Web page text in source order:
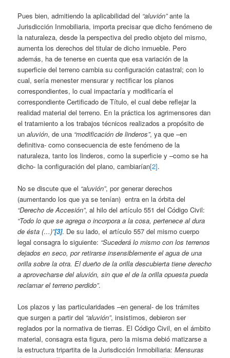
Pues bien, admitiendo la aplicabilidad del “aluvión”ante la
Jurisdicción Inmobiliaria, importa precisar que dicho fenómeno de
la naturaleza, desde la perspectiva del predio objeto del mismo,
aumenta los derechos del titular de dicho inmueble. Pero
además, ha de tenerse en cuenta que esa variación de la
superficie del terreno cambia su configuración catastral; con lo
cual, sería menester mensurar y rectificar los planos
correspondientes, lo cual impactaría y modificaría el
correspondiente Certificado de Título, el cual debe reflejar la
realidad material del terreno. En la práctica los agrimensores dan
el tratamiento a los trabajos técnicos realizados a propósito de
unaluvión, de una “modificación de linderos”, ya que –en
definitiva- como consecuencia de este fenómeno de la
naturaleza, tanto los linderos, como la superficie y –como se ha
dicho- la configuración del plano, cambiarían[2].
No se discute que el “aluvión”, por generar derechos
(aumentando los que ya se tenían) entra en la órbita del
“Derecho de Accesión”, al hilo del artículo 551 del Código Civil:
“Todo lo que se agrega o incorpora a la cosa, pertenece al dura
de ésta (…)”[3]. De su lado, el artículo 557 del mismo cuerpo
legal consagra lo siguiente: “Sucederá lo mismo con los terrenos
dejados en seco, por retirarse insensiblemente el agua de una
orilla sobre la otra. El dueño de la orilla descubierta tiene derecho
a aprovecharse del aluvión, sin que el de la orilla opuesta pueda
reclamar el terreno perdido”.
Los plazos y las particularidades –en general- de los trámites
que surgen a partir del “aluvión”, insistimos, debieron ser
reglados por la normativa de tierras. El Código Civil, en el ámbito
material, consagra esta figura, pero la misma debió matizarse a
la estructura tripartita de la Jurisdicción Inmobiliaria:Mensuras